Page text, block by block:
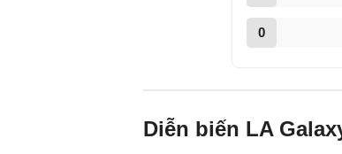
0
Diễn biến LA